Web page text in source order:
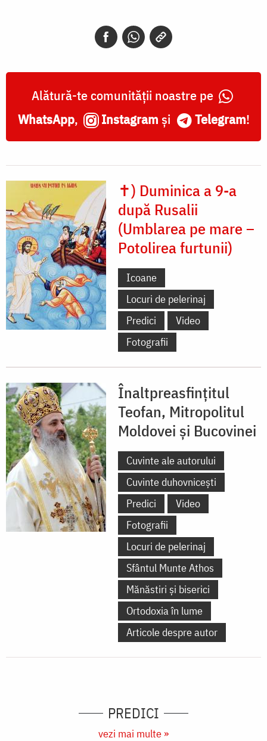
Alătură-te comunității noastre pe
WhatsApp, Instagram și Telegram!
✝) Duminica a 9-a
după Rusalii
(Umblarea pe mare –
Potolirea furtunii)
Icoane
Locuri de pelerinaj
Predici
Video
Fotografii
Înaltpreasfințitul
Teofan, Mitropolitul
Moldovei și Bucovinei
Cuvinte ale autorului
Cuvinte duhovnicești
Predici
Video
Fotografii
Locuri de pelerinaj
Sfântul Munte Athos
Mănăstiri și biserici
Ortodoxia în lume
Articole despre autor
PREDICI
vezi mai multe »